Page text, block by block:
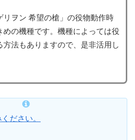
リヲン 希望の槍」の役物動作時
めの機種です。機種によっては役
方法もありますので、是非活用し
ださい。